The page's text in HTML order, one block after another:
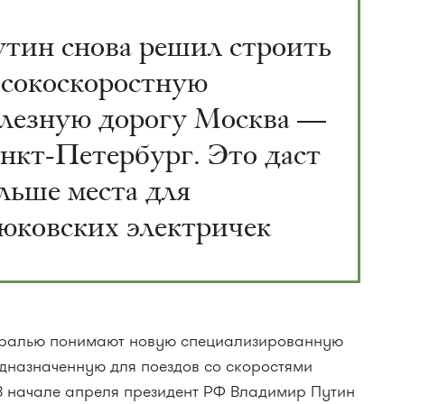
снова решил строить
дорогу Москва —
Петербург. Это даст
места для
электричек
понимают новую специализированную
для поездов со скоростями
апреля президент РФ Владимир Путин